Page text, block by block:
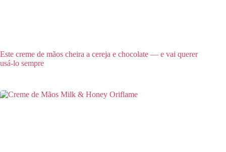
Este creme de mãos cheira a cereja e chocolate — e vai querer
usá-lo sempre